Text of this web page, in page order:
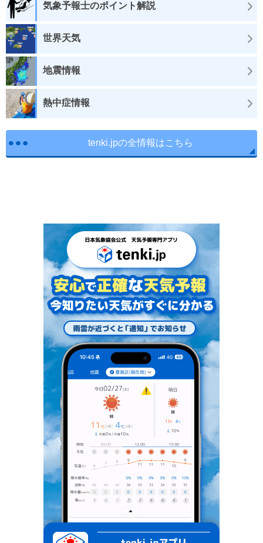
気象予報士のポイント解説
世界天気
地震情報
熱中症情報
tenki.jpの全情報はこちら